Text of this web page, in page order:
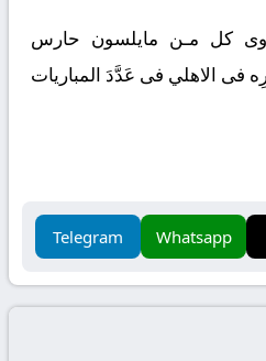
كل مـن مايلسون حارس
فى الاهلي فى عَدَّدَ المباريات
Whatsapp
Telegram